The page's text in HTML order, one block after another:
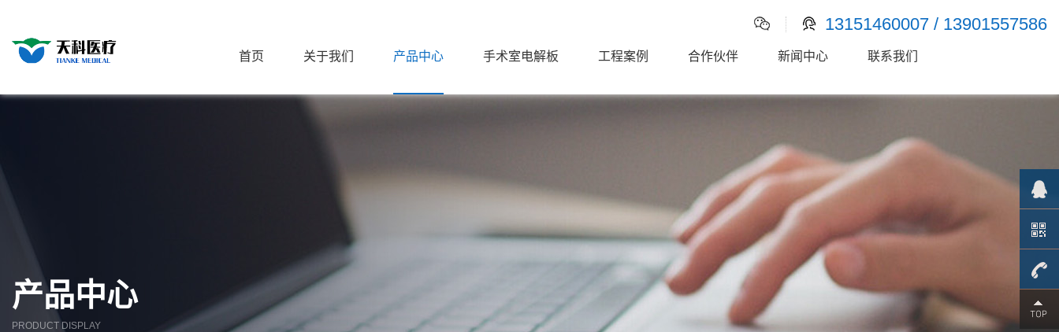
13151460007 / 13901557586
首页 关于我们 产品中心 手术室电解板 工程案例 合作伙伴 新闻中心 联系我们
产品中心
PRODUCT DISPLAY